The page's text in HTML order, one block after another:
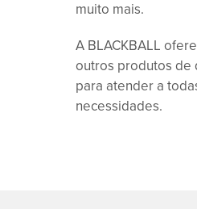
muito mais.
A BLACKBALL
outros produtos de
para atender a
necessidades.